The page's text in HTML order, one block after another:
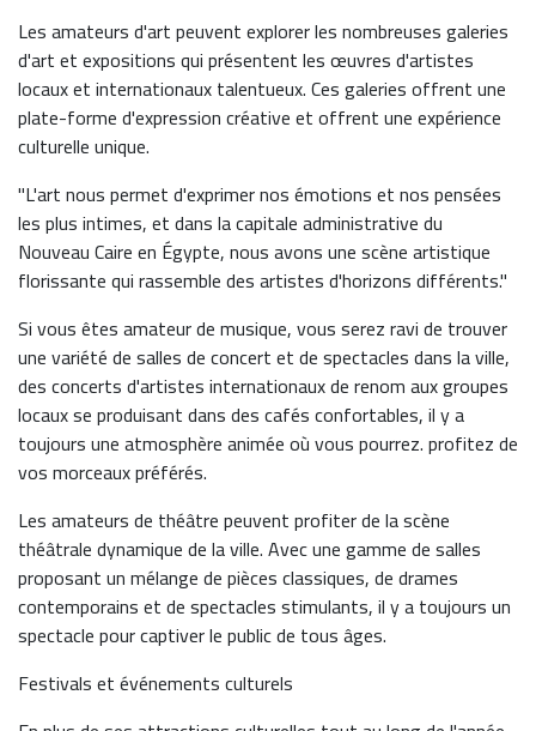
Les amateurs d'art peuvent explorer les nombreuses galeries
d'art et expositions qui présentent les œuvres d'artistes
locaux et internationaux talentueux. Ces galeries offrent une
plate-forme d'expression créative et offrent une expérience
culturelle unique.
"L'art nous permet d'exprimer nos émotions et nos pensées
les plus intimes, et dans la capitale administrative du
Nouveau Caire en Égypte, nous avons une scène artistique
florissante qui rassemble des artistes d'horizons différents."
Si vous êtes amateur de musique, vous serez ravi de trouver
une variété de salles de concert et de spectacles dans la ville,
des concerts d'artistes internationaux de renom aux groupes
locaux se produisant dans des cafés confortables, il y a
toujours une atmosphère animée où vous pourrez. profitez de
vos morceaux préférés.
Les amateurs de théâtre peuvent profiter de la scène
théâtrale dynamique de la ville. Avec une gamme de salles
proposant un mélange de pièces classiques, de drames
contemporains et de spectacles stimulants, il y a toujours un
spectacle pour captiver le public de tous âges.
Festivals et événements culturels